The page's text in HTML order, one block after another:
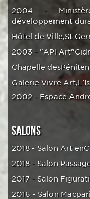
2004 -
développement
Hôtel de Ville,St
2003 - "API
Chapelle
Galerie Vivre
2002 - Espace
SALONS
2018 - Salon Art
2018 - Salon
2017 - Salon
2016 - Salon